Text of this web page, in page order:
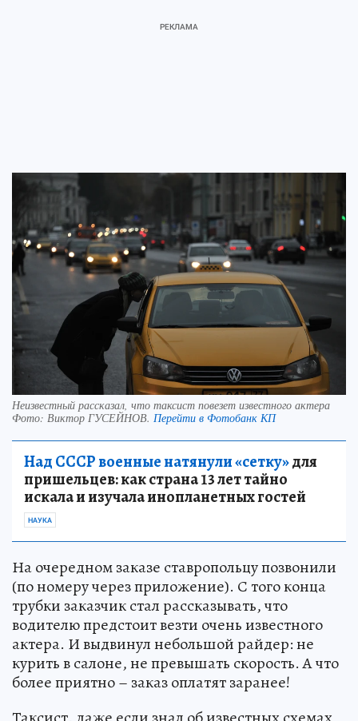
Неизвестный рассказал, что таксист повезет известного актера
Фото: Виктор ГУСЕЙНОВ. Перейти в Фотобанк КП
Над СССР военные натянули «сетку»для
пришельцев: как страна 13 лет тайно
искала и изучала инопланетных гостей
НАУКА
На очередном заказе ставропольцу позвонили
(по номеру через приложение). С того конца
трубки заказчик стал рассказывать, что
водителю предстоит везти очень известного
актера. И выдвинул небольшой райдер: не
курить в салоне, не превышать скорость. А что
более приятно – заказ оплатят заранее!